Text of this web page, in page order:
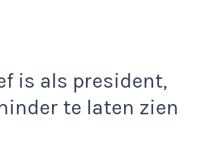
is als president,
te laten zien